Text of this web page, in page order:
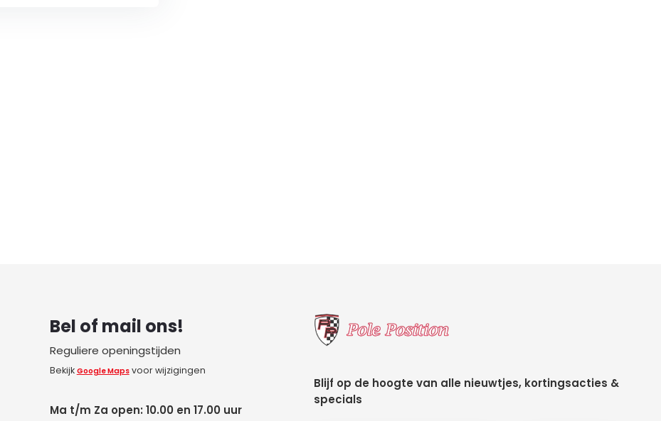
Bel of mail ons!
Reguliere openingstijden
Bekijk Google Mapsvoor wijzigingen
Ma t/m Za open: 10.00 en 17.00 uur
Blijf op de hoogte van alle nieuwtjes, kortingsacties &
specials